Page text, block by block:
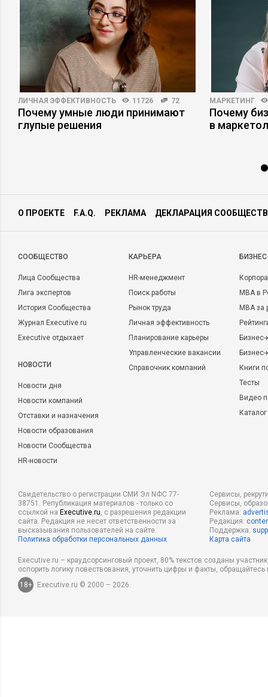
ЛИЧНАЯ ЭФФЕКТИВНОСТЬ 11726 72
Почему умные люди принимают
глупые решения
МАРКЕТИНГ
Почему
в
О ПРОЕКТЕ F.A.Q. РЕКЛАМА ДЕКЛАРАЦИЯ
CООБЩЕСТВО
Лица Сообщества
Лига экспертов
История Сообщества
Журнал Executive.ru
Executive отдыхает
НОВОСТИ
Новости дня
Новости компаний
Отставки и назначения
Новости образования
Новости Сообщества
HR-новости
КАРЬЕРА
HR-менеджмент
Поиск работы
Рынок труда
Личная эффективность
Планирование карьеры
Управленческие вакансии
Справочник компаний
MBA в
MBA
Бизнес-
Книги
Тесты
Видео
Свидетельство о регистрации СМИ Эл NФС 77-
38751. Републикация материалов - только со
ссылкой на Executive.ru, с разрешения редакции
сайта. Редакция не несет ответственности за
высказывания пользователей на сайте.
Политика обработки персональных данных
Сервисы,
Сервисы,
Реклама:
Редакция:
Поддержка:
Карта сайта
Executive.ru – краудсорсинговый проект, 80% текстов созданы
оспорить логику повествования, уточнить цифры и факты,
18+
Executive.ru © 2000 – 2026.